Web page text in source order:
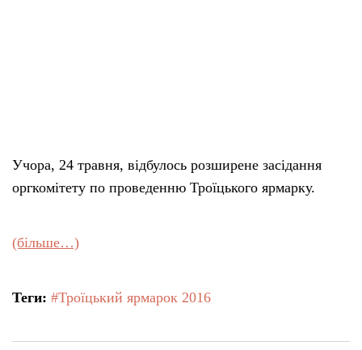
Учора, 24 травня, відбулось розширене засідання
оргкомітету по проведенню Троїцького ярмарку.
(більше…)
Теги: #Троїцький ярмарок 2016